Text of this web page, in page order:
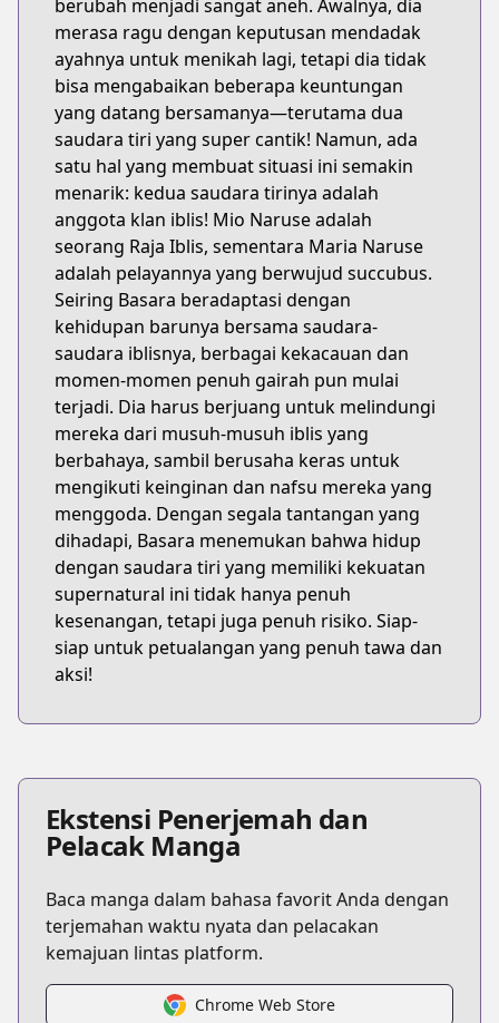
berubah menjadi sangat aneh. Awalnya, dia
merasa ragu dengan keputusan mendadak
ayahnya untuk menikah lagi, tetapi dia tidak
bisa mengabaikan beberapa keuntungan
yang datang bersamanya—terutama dua
saudara tiri yang super cantik! Namun, ada
satu hal yang membuat situasi ini semakin
menarik: kedua saudara tirinya adalah
anggota klan iblis! Mio Naruse adalah
seorang Raja Iblis, sementara Maria Naruse
adalah pelayannya yang berwujud succubus.
Seiring Basara beradaptasi dengan
kehidupan barunya bersama saudara-
saudara iblisnya, berbagai kekacauan dan
momen-momen penuh gairah pun mulai
terjadi. Dia harus berjuang untuk melindungi
mereka dari musuh-musuh iblis yang
berbahaya, sambil berusaha keras untuk
mengikuti keinginan dan nafsu mereka yang
menggoda. Dengan segala tantangan yang
dihadapi, Basara menemukan bahwa hidup
dengan saudara tiri yang memiliki kekuatan
supernatural ini tidak hanya penuh
kesenangan, tetapi juga penuh risiko. Siap-
siap untuk petualangan yang penuh tawa dan
aksi!
Ekstensi Penerjemah dan
Pelacak Manga
Baca manga dalam bahasa favorit Anda dengan
terjemahan waktu nyata dan pelacakan
kemajuan lintas platform.
Chrome Web Store